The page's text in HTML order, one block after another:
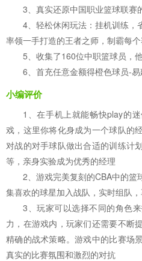
3、真实还原中国职业篮球联赛
4、轻松休闲玩法：挂机训练，
率领一手打造的王者之师，制霸每
5、收集了160位中职篮球员，
6、首充任意金额得橙色球员-易
小编评价
1、在手机上就能畅快play的
戏，这里你将化身成为一个球队的
对战的对手球队做出合适的训练计
等，亲身实验成为优秀的经理
2、游戏完美复刻的CBA中的篮
集喜欢的球星加入战队，实时组队
3、玩家可以选择不同的角色
力，在游戏内，玩家们还需要不断
精确的战术策略。游戏中的比赛场
真实的比赛氛围和激烈的对抗